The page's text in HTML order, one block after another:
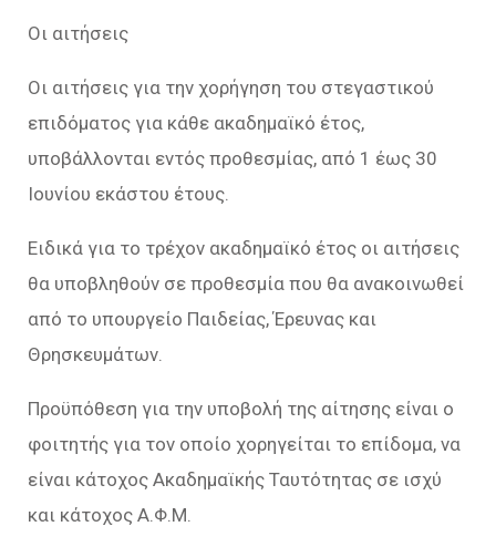
Οι αιτήσεις
Οι αιτήσεις για την χορήγηση του στεγαστικού
επιδόματος για κάθε ακαδημαϊκό έτος,
υποβάλλονται εντός προθεσμίας, από 1 έως 30
Ιουνίου εκάστου έτους.
Ειδικά για το τρέχον ακαδημαϊκό έτος οι αιτήσεις
θα υποβληθούν σε προθεσμία που θα ανακοινωθεί
από το υπουργείο Παιδείας, Έρευνας και
Θρησκευμάτων.
Προϋπόθεση για την υποβολή της αίτησης είναι ο
φοιτητής για τον οποίο χορηγείται το επίδομα, να
είναι κάτοχος Ακαδημαϊκής Ταυτότητας σε ισχύ
και κάτοχος Α.Φ.Μ.